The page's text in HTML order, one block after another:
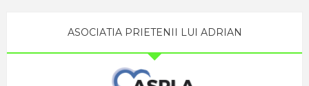
ASOCIATIA PRIETENII LUI ADRIAN